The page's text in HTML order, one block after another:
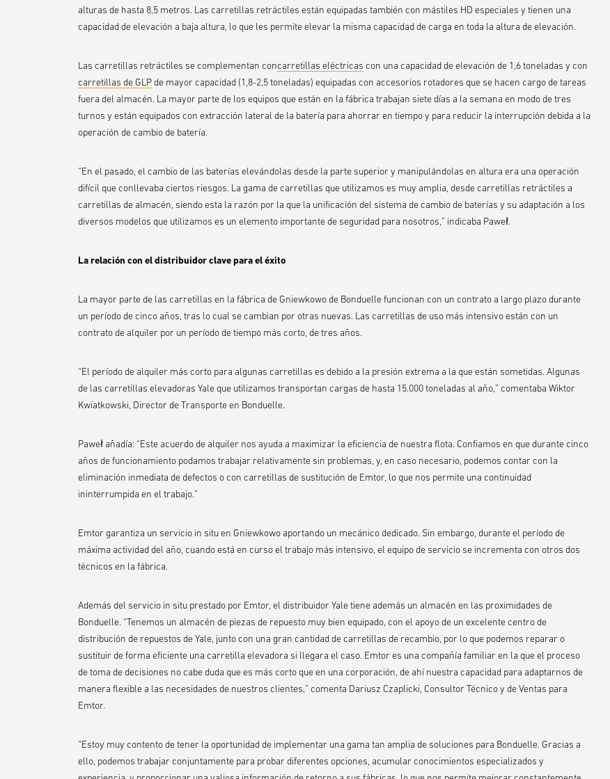
alturas de hasta 8,5 metros. Las carretillas retráctiles están equipadas también con mástiles HD especiales y tienen una
capacidad de elevación a baja altura, lo que les permite elevar la misma capacidad de carga en toda la altura de elevación.
Las carretillas retráctiles se complementan concarretillas eléctricas con una capacidad de elevación de 1,6 toneladas y con
carretillas de GLPde mayor capacidad (1,8-2,5 toneladas) equipadas con accesorios rotadores que se hacen cargo de tareas
fuera del almacén. La mayor parte de los equipos que están en la fábrica trabajan siete días a la semana en modo de tres
turnos y están equipados con extracción lateral de la batería para ahorrar en tiempo y para reducir la interrupción debida a la
operación de cambio de batería.
“En el pasado, el cambio de las baterías elevándolas desde la parte superior y manipulándolas en altura era una operación
difícil que conllevaba ciertos riesgos. La gama de carretillas que utilizamos es muy amplia, desde carretillas retráctiles a
carretillas de almacén, siendo esta la razón por la que la unificación del sistema de cambio de baterías y su adaptación a los
diversos modelos que utilizamos es un elemento importante de seguridad para nosotros,” indicaba Paweł.
La relación con el distribuidor clave para el éxito
La mayor parte de las carretillas en la fábrica de Gniewkowo de Bonduelle funcionan con un contrato a largo plazo durante
un período de cinco años, tras lo cual se cambian por otras nuevas. Las carretillas de uso más intensivo están con un
contrato de alquiler por un período de tiempo más corto, de tres años.
“El período de alquiler más corto para algunas carretillas es debido a la presión extrema a la que están sometidas. Algunas
de las carretillas elevadoras Yale que utilizamos transportan cargas de hasta 15.000 toneladas al año,” comentaba Wiktor
Kwiatkowski, Director de Transporte en Bonduelle.
Paweł añadía: “Este acuerdo de alquiler nos ayuda a maximizar la eficiencia de nuestra flota. Confiamos en que durante cinco
años de funcionamiento podamos trabajar relativamente sin problemas, y, en caso necesario, podemos contar con la
eliminación inmediata de defectos o con carretillas de sustitución de Emtor, lo que nos permite una continuidad
ininterrumpida en el trabajo.”
Emtor garantiza un servicio in situ en Gniewkowo aportando un mecánico dedicado. Sin embargo, durante el período de
máxima actividad del año, cuando está en curso el trabajo más intensivo, el equipo de servicio se incrementa con otros dos
técnicos en la fábrica.
Además del servicio in situ prestado por Emtor, el distribuidor Yale tiene además un almacén en las proximidades de
Bonduelle. “Tenemos un almacén de piezas de repuesto muy bien equipado, con el apoyo de un excelente centro de
distribución de repuestos de Yale, junto con una gran cantidad de carretillas de recambio, por lo que podemos reparar o
sustituir de forma eficiente una carretilla elevadora si llegara el caso. Emtor es una compañía familiar en la que el proceso
de toma de decisiones no cabe duda que es más corto que en una corporación, de ahí nuestra capacidad para adaptarnos de
manera flexible a las necesidades de nuestros clientes,” comenta Dariusz Czaplicki, Consultor Técnico y de Ventas para
Emtor.
“Estoy muy contento de tener la oportunidad de implementar una gama tan amplia de soluciones para Bonduelle. Gracias a
ello, podemos trabajar conjuntamente para probar diferentes opciones, acumular conocimientos especializados y